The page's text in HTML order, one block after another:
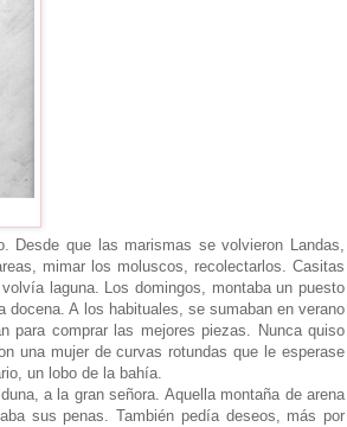
Desde que las marismas se volvieron Landas,
mimar los moluscos, recolectarlos. Casitas
laguna. Los domingos, montaba un puesto
A los habituales, se sumaban en verano
para comprar las mejores piezas. Nunca quiso
una mujer de curvas rotundas que le esperase
un lobo de la bahía.
a la gran señora. Aquella montaña de arena
sus penas. También pedía deseos, más por